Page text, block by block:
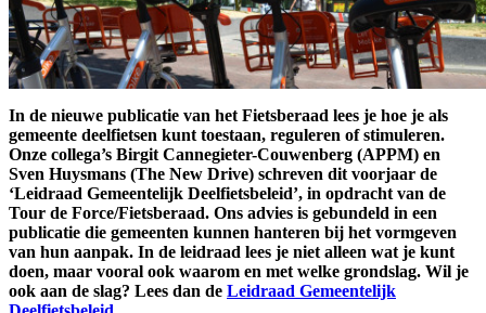
In de nieuwe publicatie van het Fietsberaad lees je hoe je als
gemeente deelfietsen kunt toestaan, reguleren of stimuleren.
Onze collega’s Birgit Cannegieter-Couwenberg (APPM) en
Sven Huysmans (The New Drive) schreven dit voorjaar de
‘Leidraad Gemeentelijk Deelfietsbeleid’, in opdracht van de
Tour de Force/Fietsberaad. Ons advies is gebundeld in een
publicatie die gemeenten kunnen hanteren bij het vormgeven
van hun aanpak. In de leidraad lees je niet alleen wat je kunt
doen, maar vooral ook waarom en met welke grondslag. Wil je
ook aan de slag? Lees dan de Leidraad Gemeentelijk